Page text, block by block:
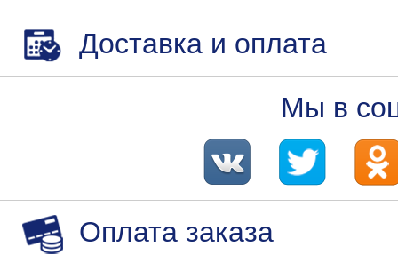
Доставка и оплата
Мы в
Оплата заказа